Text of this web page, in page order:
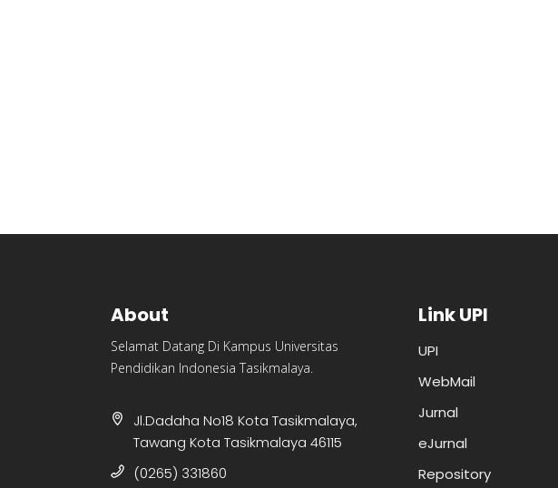
About
Selamat Datang Di Kampus Universitas
Pendidikan Indonesia Tasikmalaya.
Jl.Dadaha No18 Kota Tasikmalaya,
Tawang Kota Tasikmalaya 46115
(0265) 331860
Link UPI
UPI
WebMail
Jurnal
eJurnal
Repository